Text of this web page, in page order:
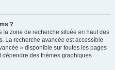
?
la zone de recherche située en haut des
La recherche avancée est accessible
» disponible sur toutes les pages
dépendre des thèmes graphiques